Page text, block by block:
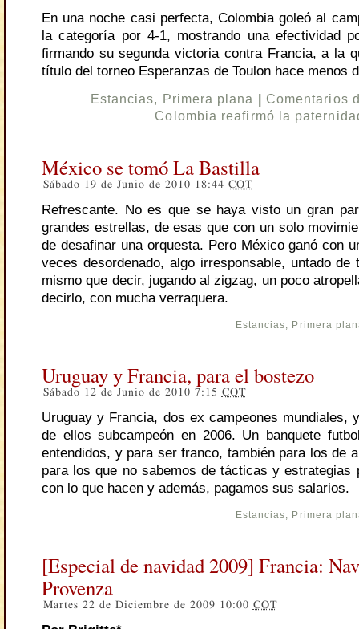
En una noche casi perfecta, Colombia goleó al
la categoría por 4-1, mostrando una efectividad
firmando su segunda victoria contra Francia, a la
título del torneo Esperanzas de Toulon hace menos
Estancias, Primera plana
Comentarios
Colombia reafirmó la
México se tomó La Bastilla
Sábado 19 de Junio de 2010 18:44 COT
Refrescante. No es que se haya visto un gran
grandes estrellas, de esas que con un solo
de desafinar una orquesta. Pero México ganó con
veces desordenado, algo irresponsable, untado de
mismo que decir, jugando al zigzag, un poco
decirlo, con mucha verraquera.
Estancias, Primera
Uruguay y Francia, para el bostezo
Sábado 12 de Junio de 2010 7:15 COT
Uruguay y Francia, dos ex campeones mundiales,
de ellos subcampeón en 2006. Un banquete
entendidos, y para ser franco, también para los de
para los que no sabemos de tácticas y estrategias
con lo que hacen y además, pagamos sus salarios.
Estancias, Primera
[Especial de navidad 2009] Francia:
Provenza
Martes 22 de Diciembre de 2009 10:00 COT